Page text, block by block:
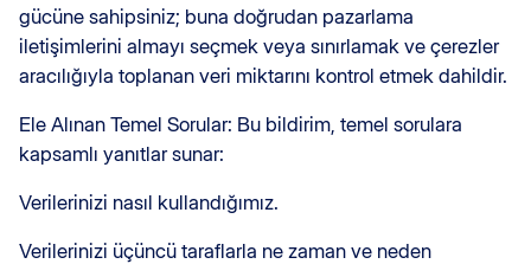
gücüne sahipsiniz; buna doğrudan pazarlama
iletişimlerini almayı seçmek veya sınırlamak ve çerezler
aracılığıyla toplanan veri miktarını kontrol etmek dahildir.
Ele Alınan Temel Sorular: Bu bildirim, temel sorulara
kapsamlı yanıtlar sunar:
Verilerinizi nasıl kullandığımız.
Verilerinizi üçüncü taraflarla ne zaman ve neden